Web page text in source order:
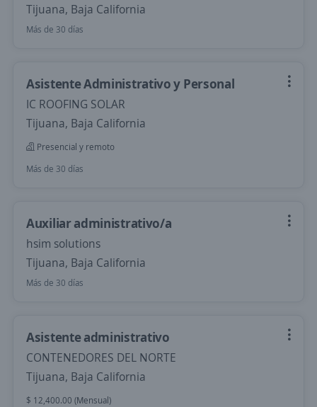
Tijuana, Baja California
Más de 30 días
Asistente Administrativo y Personal
IC ROOFING SOLAR
Tijuana, Baja California
Presencial y remoto
Más de 30 días
Auxiliar administrativo/a
hsim solutions
Tijuana, Baja California
Más de 30 días
Asistente administrativo
CONTENEDORES DEL NORTE
Tijuana, Baja California
$ 12,400.00 (Mensual)